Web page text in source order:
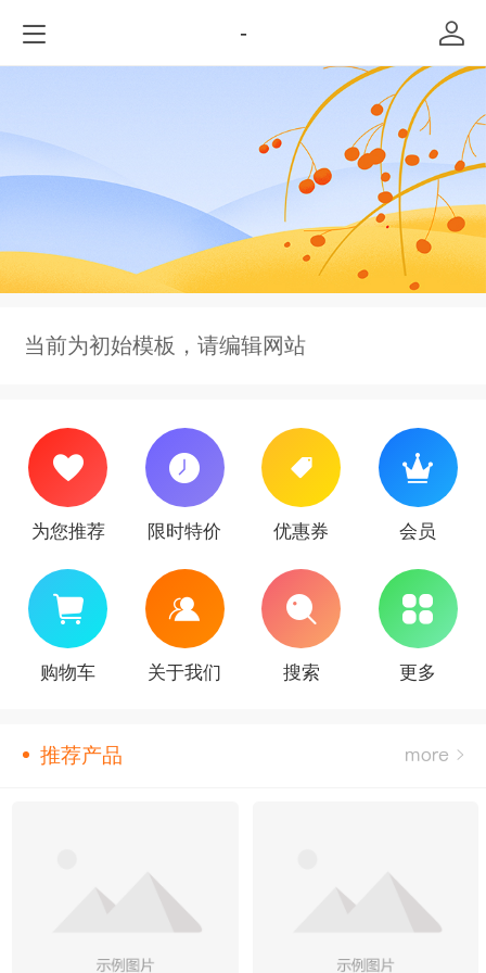
-
当前为初始模板，请编辑网站
为您推荐 限时特价 优惠券 会员
购物车 关于我们 搜索 更多
推荐产品